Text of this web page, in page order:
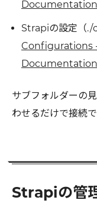
Documentation
Strapiの設定（./
Configurations
Documentation
サブフォルダーの
わせるだけで接続で
Strapiの管